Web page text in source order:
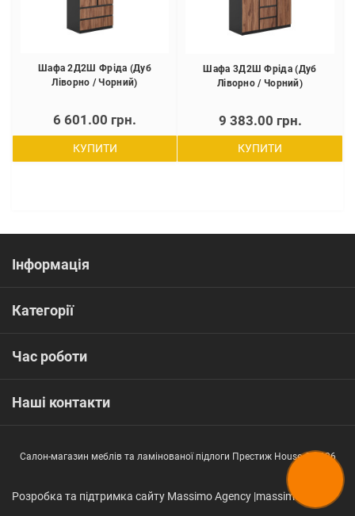
Шафа 2Д2Ш Фріда (Дуб
Ліворно / Чорний)
6 601.00 грн.
КУПИТИ
Шафа 3Д2Ш Фріда (Дуб
Ліворно / Чорний)
9 383.00 грн.
КУПИТИ
Інформація
Категорії
Час роботи
Наші контакти
Салон-магазин меблів та ламінованої підлоги Престиж House © 2026
Розробка та підтримка сайту Massimo Agency |massimo.in.ua